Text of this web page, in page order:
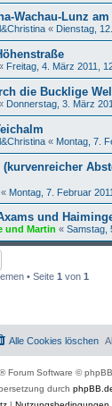
Wachau-Lunz
« Dienstag,
Freitag, 4. März 2011,
die Bucklige
Donnerstag, 3. März
« Montag, 7.
« Montag, 7. Februar
und
und Martin « Samstag,
• Seite 1 von 1
Alle Cookies löschen
® Forum Software ©
durch